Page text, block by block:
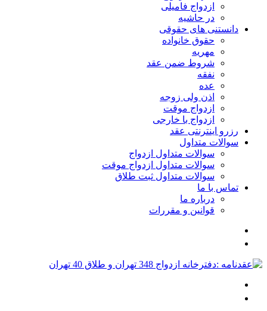
ازدواج فامیلی
در حاشیه
دانستنی های حقوقی
حقوق خانواده
مهریه
شروط ضمن عقد
نفقه
عده
اذن ولی زوجه
ازدواج موقت
ازدواج با خارجی
رزرو اینترنتی عقد
سوالات متداول
سوالات متداول ازدواج
سوالات متداول ازدواج موقت
سوالات متداول ثبت طلاق
تماس با ما
درباره ما
قوانین و مقررات